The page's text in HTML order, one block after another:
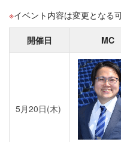
イベント内容は変更となる
開催日 MC
5月20日(木)